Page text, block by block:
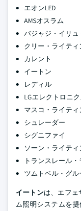
エオンLED
AMSオスラム
バジャジ・イリ
クリー・ライティ
カレント
イートン
レディル
LGエレクトロニク
マスコ・ライティ
シュレーダー
シグニファイ
ソーン・ライティ
トランスレール
ツムトベル・グル
イートンは、エフェ
ム照明システムを